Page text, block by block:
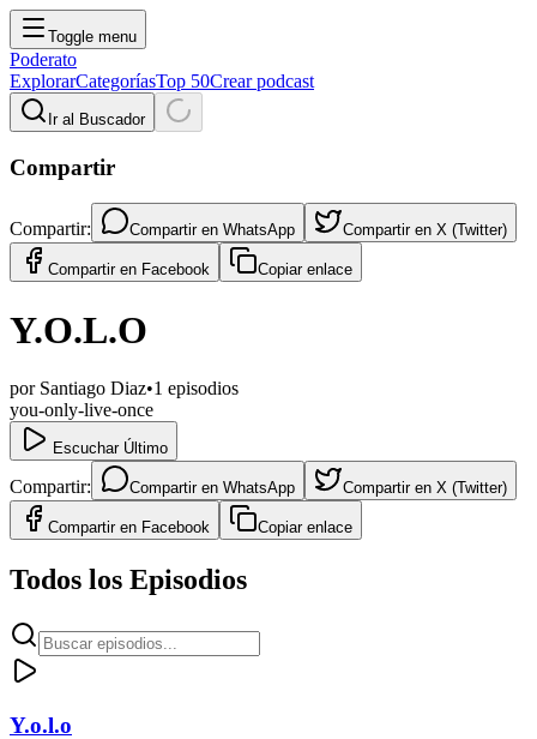
Toggle menu
Poderato
ExplorarCategoríasTop 50Crear podcast
Ir al Buscador
Compartir
Compartir: Compartir en WhatsApp Compartir en X (Twitter)
Compartir en Facebook Copiar enlace
Y.O.L.O
por Santiago Diaz•1 episodios
you-only-live-once
Escuchar Último
Compartir: Compartir en WhatsApp Compartir en X (Twitter)
Compartir en Facebook Copiar enlace
Todos los Episodios
Y.o.l.o